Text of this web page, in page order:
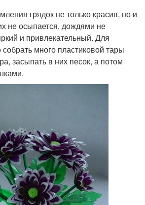
грядок не только красив, но и
не осыпается, дождями не
и привлекательный. Для
много пластиковой тары
засыпать в них песок, а потом